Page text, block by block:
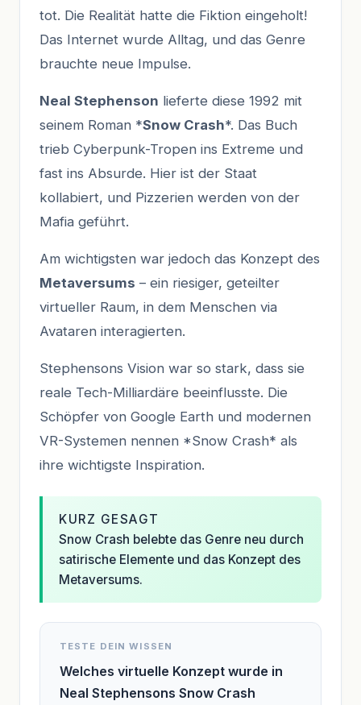
tot. Die Realität hatte die Fiktion eingeholt!
Das Internet wurde Alltag, und das Genre
brauchte neue Impulse.
Neal Stephenson lieferte diese 1992 mit
seinem Roman *Snow Crash*. Das Buch
trieb Cyberpunk-Tropen ins Extreme und
fast ins Absurde. Hier ist der Staat
kollabiert, und Pizzerien werden von der
Mafia geführt.
Am wichtigsten war jedoch das Konzept des
Metaversums – ein riesiger, geteilter
virtueller Raum, in dem Menschen via
Avataren interagierten.
Stephensons Vision war so stark, dass sie
reale Tech-Milliardäre beeinflusste. Die
Schöpfer von Google Earth und modernen
VR-Systemen nennen *Snow Crash* als
ihre wichtigste Inspiration.
KURZ GESAGT
Snow Crash belebte das Genre neu durch
satirische Elemente und das Konzept des
Metaversums.
TESTE DEIN WISSEN
Welches virtuelle Konzept wurde in
Neal Stephensons Snow Crash